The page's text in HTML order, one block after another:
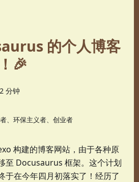
的个人博客
🎉
分钟
、环保主义者、创业者
构建的博客网站，由于各种原
至 Docusaurus 框架。这个计划
于在今年四月初落实了！经历了